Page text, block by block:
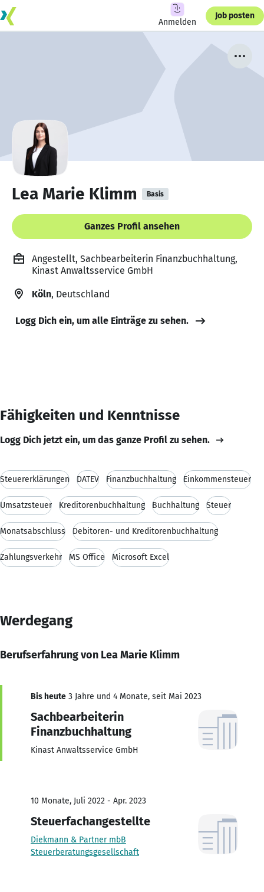
Anmelden
Job posten
Lea Marie Klimm Basis
Ganzes Profil ansehen
Angestellt, Sachbearbeiterin Finanzbuchhaltung,
Kinast Anwaltsservice GmbH
Köln, Deutschland
Logg Dich ein, um alle Einträge zu sehen.
Fähigkeiten und Kenntnisse
Logg Dich jetzt ein, um das ganze Profil zu sehen.
Steuererklärungen DATEV Finanzbuchhaltung Einkommensteuer
Umsatzsteuer Kreditorenbuchhaltung Buchhaltung Steuer
Monatsabschluss Debitoren- und Kreditorenbuchhaltung
Zahlungsverkehr MS Office Microsoft Excel
Werdegang
Berufserfahrung von Lea Marie Klimm
Bis heute 3 Jahre und 4 Monate, seit Mai 2023
Sachbearbeiterin
Finanzbuchhaltung
Kinast Anwaltsservice GmbH
10 Monate, Juli 2022 - Apr. 2023
Steuerfachangestellte
Diekmann & Partner mbB
Steuerberatungsgesellschaft